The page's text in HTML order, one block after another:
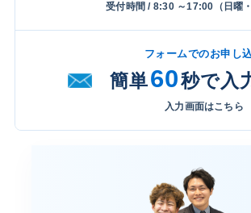
受付時間 / 8:30 ～17:00（日曜・
フォームでのお申し
簡単60秒で入
入力画面はこちら